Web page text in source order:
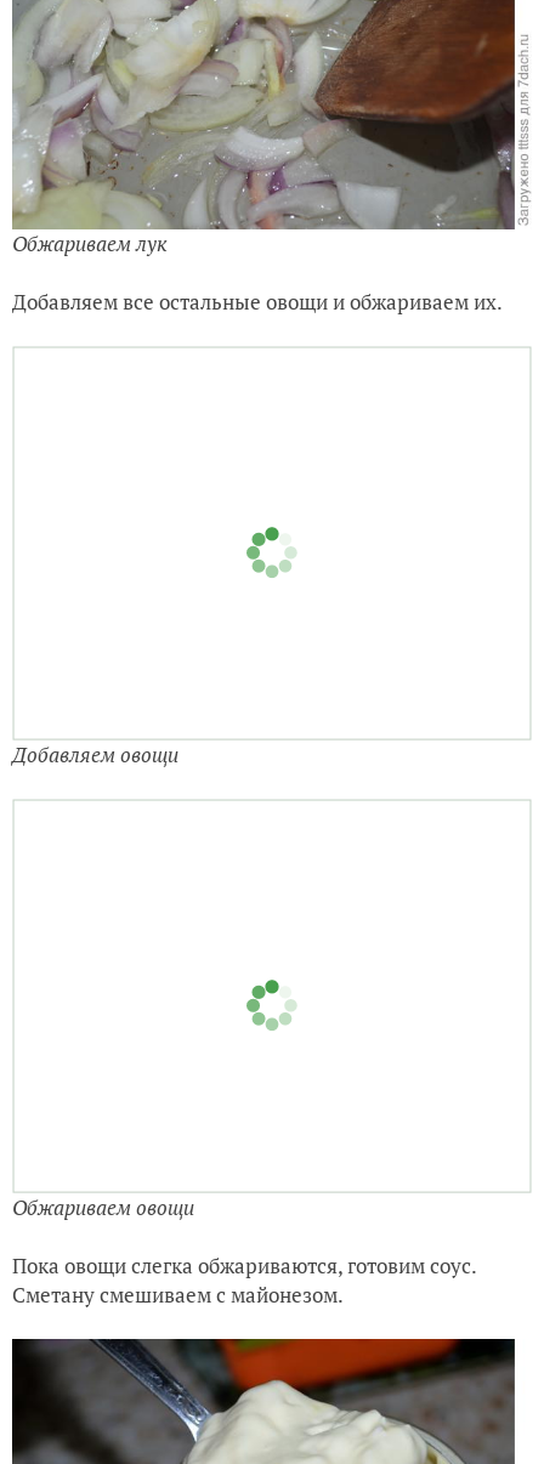
Обжариваем лук
Добавляем все остальные овощи и обжариваем их.
Сметану смешиваем с майонезом.